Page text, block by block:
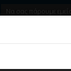
Να σας πάρουμε εμείς